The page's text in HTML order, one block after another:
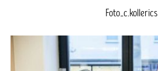
Foto_c.kollerics